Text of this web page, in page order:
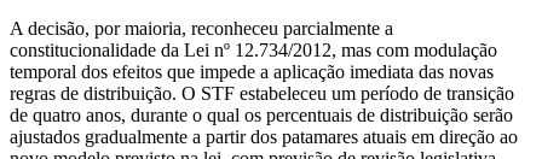
A decisão, por maioria, reconheceu parcialmente a
constitucionalidade da Lei nº 12.734/2012, mas com modulação
temporal dos efeitos que impede a aplicação imediata das novas
regras de distribuição. O STF estabeleceu um período de transição
de quatro anos, durante o qual os percentuais de distribuição serão
ajustados gradualmente a partir dos patamares atuais em direção ao